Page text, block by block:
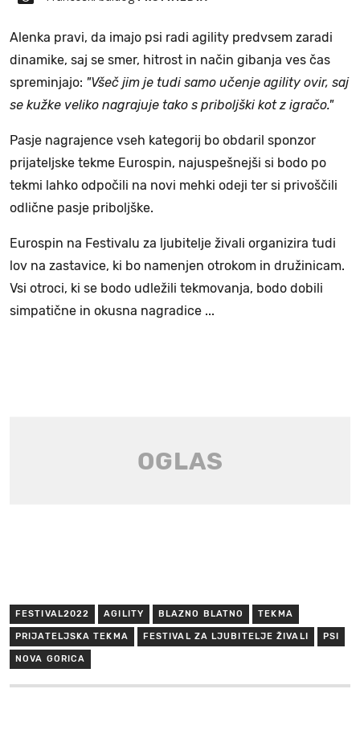
Alenka pravi, da imajo psi radi agility predvsem zaradi
dinamike, saj se smer, hitrost in način gibanja ves čas
spreminjajo: "Všeč jim je tudi samo učenje agility ovir, saj
se kužke veliko nagrajuje tako s priboljški kot z igračo."
Pasje nagrajence vseh kategorij bo obdaril sponzor
prijateljske tekme Eurospin, najuspešnejši si bodo po
tekmi lahko odpočili na novi mehki odeji ter si privoščili
odlične pasje priboljške.
Eurospin na Festivalu za ljubitelje živali organizira tudi
lov na zastavice, ki bo namenjen otrokom in družinicam.
Vsi otroci, ki se bodo udležili tekmovanja, bodo dobili
simpatične in okusna nagradice ...
FESTIVAL2022 AGILITY BLAZNO BLATNO TEKMA
PRIJATELJSKA TEKMA FESTIVAL ZA LJUBITELJE ŽIVALI PSI
NOVA GORICA